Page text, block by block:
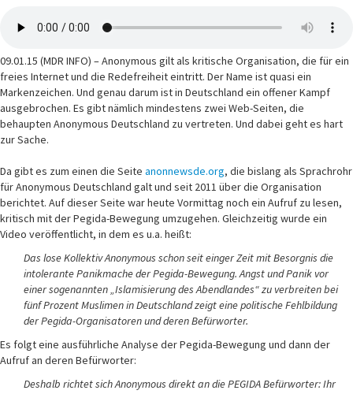
09.01.15 (MDR INFO) – Anonymous gilt als kritische Organisation, die für ein
freies Internet und die Redefreiheit eintritt. Der Name ist quasi ein
Markenzeichen. Und genau darum ist in Deutschland ein offener Kampf
ausgebrochen. Es gibt nämlich mindestens zwei Web-Seiten, die
behaupten Anonymous Deutschland zu vertreten. Und dabei geht es hart
zur Sache.
Da gibt es zum einen die Seite anonnewsde.org, die bislang als Sprachrohr
für Anonymous Deutschland galt und seit 2011 über die Organisation
berichtet. Auf dieser Seite war heute Vormittag noch ein Aufruf zu lesen,
kritisch mit der Pegida-Bewegung umzugehen. Gleichzeitig wurde ein
Video veröffentlicht, in dem es u.a. heißt:
Das lose Kollektiv Anonymous schon seit einger Zeit mit Besorgnis die
intolerante Panikmache der Pegida-Bewegung. Angst und Panik vor
einer sogenannten „Islamisierung des Abendlandes“ zu verbreiten bei
fünf Prozent Muslimen in Deutschland zeigt eine politische Fehlbildung
der Pegida-Organisatoren und deren Befürworter.
Es folgt eine ausführliche Analyse der Pegida-Bewegung und dann der
Aufruf an deren Befürworter:
Deshalb richtet sich Anonymous direkt an die PEGIDA Befürworter:Ihr